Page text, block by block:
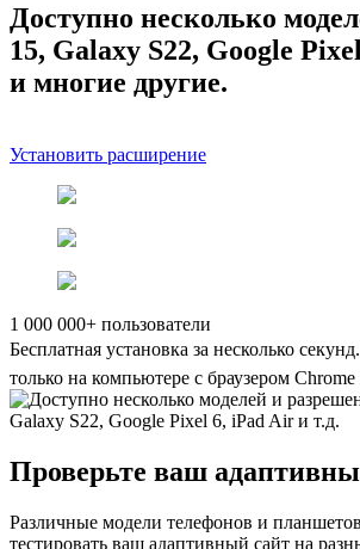
Доступно несколько
15, Galaxy S22, Google
и многие другие.
Установить расширение
1 000 000+ пользователи
Бесплатная установка за несколько секунд.
только на компьютере с браузером
Проверьте ваш
Различные модели телефонов и
тестировать ваш адаптивный сайт на